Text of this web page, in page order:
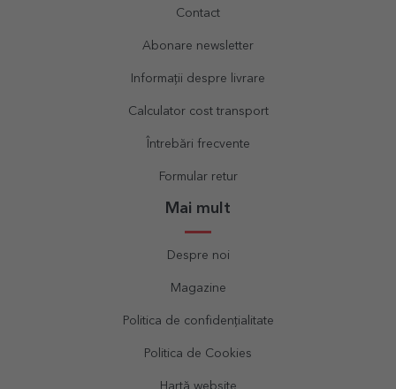
Contact
Abonare newsletter
Informații despre livrare
Calculator cost transport
Întrebări frecvente
Formular retur
Mai mult
Despre noi
Magazine
Politica de confidențialitate
Politica de Cookies